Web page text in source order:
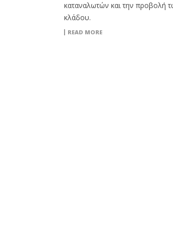
καταναλωτών και την προβολή
κλάδου.
READ MORE